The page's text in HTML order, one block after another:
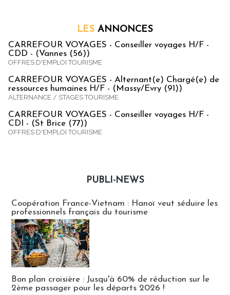
LES ANNONCES
CARREFOUR VOYAGES - Conseiller voyages H/F -
CDD - (Vannes (56))
OFFRES D'EMPLOI TOURISME
CARREFOUR VOYAGES - Alternant(e) Chargé(e) de
ressources humaines H/F - (Massy/Evry (91))
ALTERNANCE / STAGES TOURISME
CARREFOUR VOYAGES - Conseiller voyages H/F -
CDI - (St Brice (77))
OFFRES D'EMPLOI TOURISME
PUBLI-NEWS
Coopération France-Vietnam : Hanoï veut séduire les
professionnels français du tourisme
Bon plan croisière : Jusqu'à 60% de réduction sur le
2ème passager pour les départs 2026 !